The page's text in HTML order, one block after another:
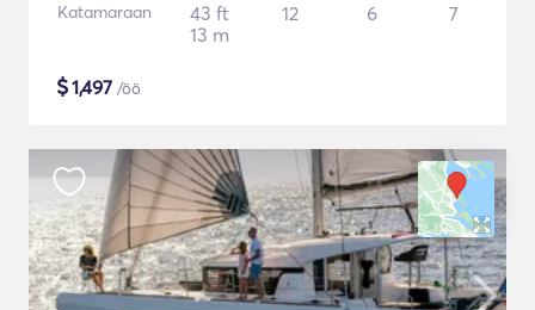
Katamaraan
43 ft
13 m
12 6 7
$1,497 /öö